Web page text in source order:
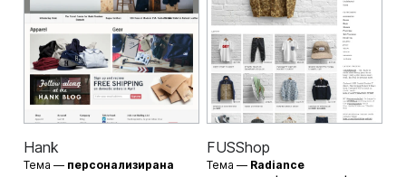
Hank
Тема — персонализирана
FUSShop
Тема — Radiance